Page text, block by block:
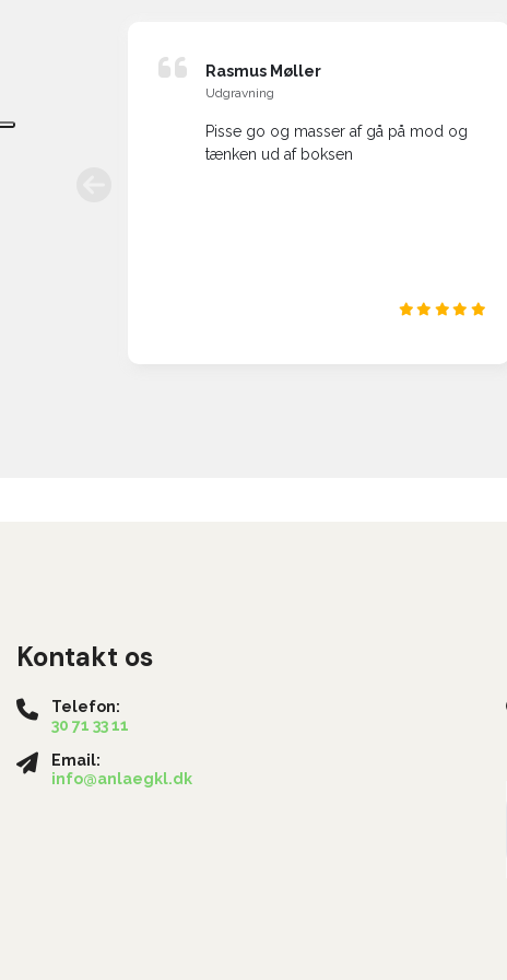
Rasmus Møller
Udgravning
Pisse go og masser af gå på mod og
tænken ud af boksen
Kontakt os
Telefon:
30 71 33 11
Email:
info@anlaegkl.dk